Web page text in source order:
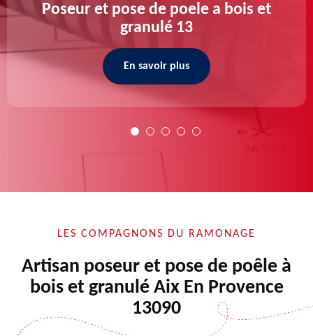
Poseur et pose de poele a bois et
granulé 13
En savoir plus
LES COMPAGNONS DU RAMONAGE
Artisan poseur et pose de poêle à
bois et granulé Aix En Provence
13090